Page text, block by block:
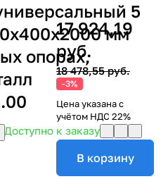
5
мм
опорах,
Доступно к заказу
17 924,19
руб.
18 478,55 руб.
-3%
Цена указана с
учётом НДС 22%
В корзину